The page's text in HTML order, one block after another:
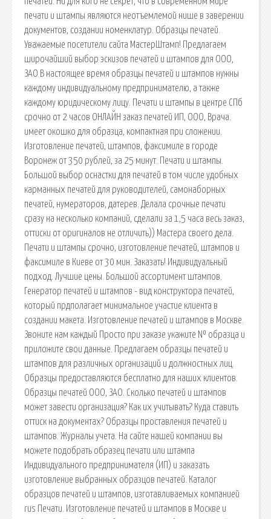
печати и штампы являются неотъемлемой нише в заверении
документов, создании номенклатур. Образцы печатей.
Уважаемые посетители сайта МастерШтамп! Предлагаем
широчайший выбор эскизов печатей и штампов для ООО,
ЗАО В настоящее время образцы печатей и штампов нужны
каждому индивидуальному предпринимателю, а также
каждому юридическому лицу. Печати и штампы в центре СПб
срочно от 2 часов ОНЛАЙН заказ печатей ИП, ООО, Врача.
имеет окошко для образца, компактная при сложении.
Изготовление печатей, штампов, факсимиле в городе
Воронеж от 350 рублей, за 25 минут. Печати и штампы.
Большой выбор оснастки для печатей в том числе удобных
карманных печатей для руководителей, самонаборных
печатей, нумераторов, датерев. Делала срочные печати
сразу на несколько компаний, сделали за 1,5 часа весь заказ,
оттиски от оригиналов не отличить)) Мастера своего дела.
Печати и штампы срочно, изготовление печатей, штампов и
факсимиле в Киеве от 30 мин. Заказать! Индивидуальный
подход. Лучшие цены. Большой ассортимент штампов.
Генератор печатей и штампов - вид конструктора печатей,
который прдполагает минимальное участие клиента в
создании макета. Изготовление печатей и штампов в Москве.
Звоните нам каждый Просто при заказе укажите № образца и
приложите свои данные. Предлагаем образцы печатей и
штампов для различных организаций и должностных лиц.
Образцы предоставляются бесплатно для наших клиентов.
Образцы печатей ООО, ЗАО. Сколько печатей и штампов
может завести организация? Как их учитывать? Куда ставить
оттиск на документах? Образцы проставления печатей и
штампов. Журналы учета. На сайте нашей компании вы
можете подобрать образец печати или штампа
Индивидуального предпринимателя (ИП) и заказать
изготовление выбранных образцов печатей. Каталог
образцов печатей и штампов, изготавливаемых компанией
rus Печати. Изготовление печатей и штампов в Москве и